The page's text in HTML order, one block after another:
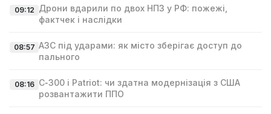
09:12 Дрони вдарили по двох НПЗ у РФ: пожежі,
фактчек і наслідки
08:57 АЗС під ударами: як місто зберігає доступ до
пального
08:16 С‑300 і Patriot: чи здатна модернізація з США
розвантажити ППО